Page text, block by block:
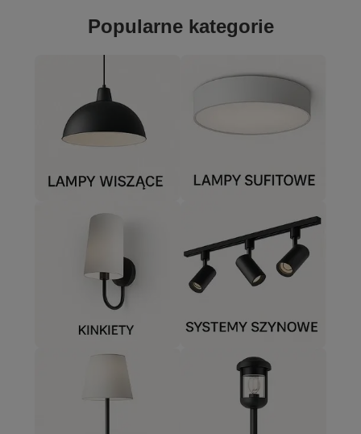
Popularne kategorie